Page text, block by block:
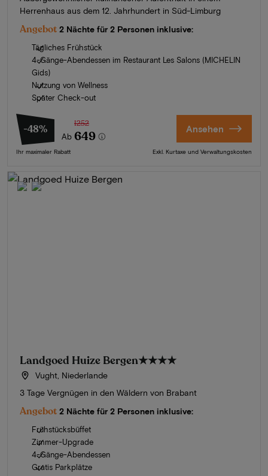
Herrenhaus aus dem 12. Jahrhundert in Süd-Limburg
Angebot 2 Nächte für 2 Personen inklusive:
Tägliches Frühstück
4-Gänge-Abendessen im Restaurant Les Salons (MICHELIN
Gids)
Nutzung von Wellness
Später Check-out
-48%
Ab
1252
649
Ihr maximaler Rabatt
Ansehen
Exkl. Kurtaxe und Verwaltungskosten
Landgoed Huize Bergen★★★★
Vught, Niederlande
3 Tage Vergnügen in den Wäldern von Brabant
Angebot 2 Nächte für 2 Personen inklusive:
Frühstücksbüffet
Zimmer-Upgrade
4-Gänge-Abendessen
Gratis Parkplätze